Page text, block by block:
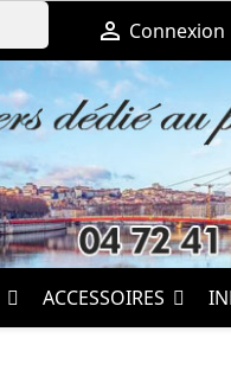
 Connexion
ACCESSOIRES